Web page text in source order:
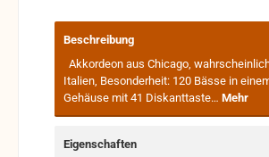
Beschreibung
Akkordeon aus Chicago,
Italien, Besonderheit: 120 Bässe in
Gehäuse mit 41 Diskanttaste… Mehr
Eigenschaften